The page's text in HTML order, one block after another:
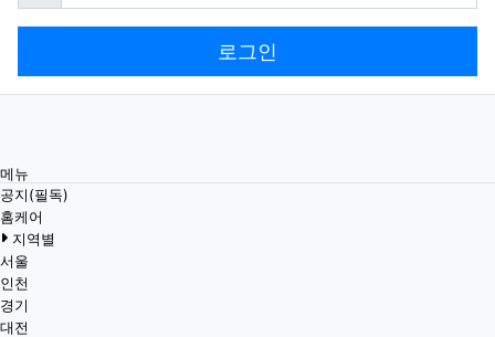
로그인
메뉴
공지(필독)
홈케어
지역별
서울
인천
경기
대전